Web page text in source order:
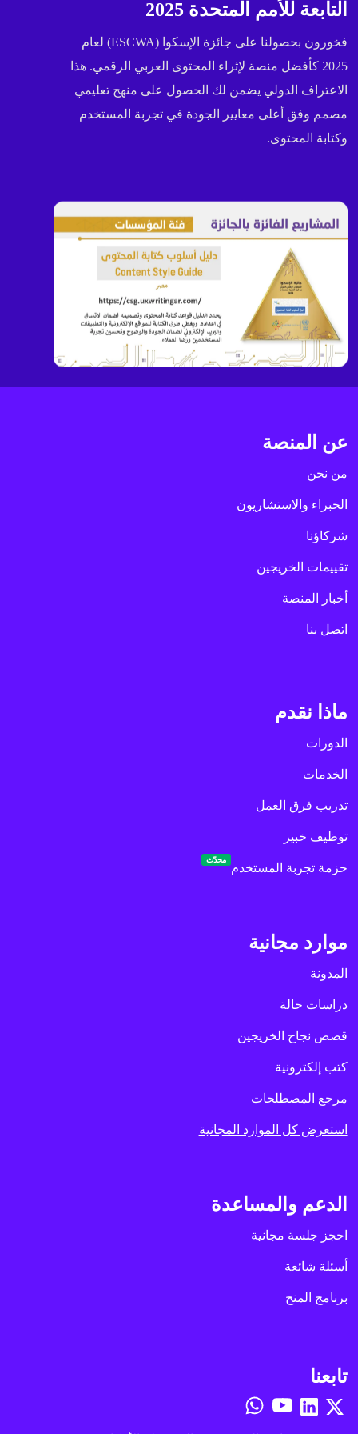
التابعة للأمم المتحدة 2025
فخورون بحصولنا على جائزة الإسكوا (ESCWA) لعام
2025 كأفضل منصة لإثراء المحتوى العربي الرقمي. هذا
الاعتراف الدولي يضمن لك الحصول على منهج تعليمي
مصمم وفق أعلى معايير الجودة في تجربة المستخدم
وكتابة المحتوى.
عن المنصة
من نحن
الخبراء والاستشاريون
شركاؤنا
تقييمات الخريجين
أخبار المنصة
اتصل بنا
ماذا نقدم
الدورات
الخدمات
تدريب فرق العمل
توظيف خبير
حزمة تجربة المستخدم
محدّث
موارد مجانية
المدونة
دراسات حالة
قصص نجاح الخريجين
كتب إلكترونية
مرجع المصطلحات
استعرض كل الموارد المجانية
الدعم والمساعدة
احجز جلسة مجانية
أسئلة شائعة
برنامج المنح
تابعنا